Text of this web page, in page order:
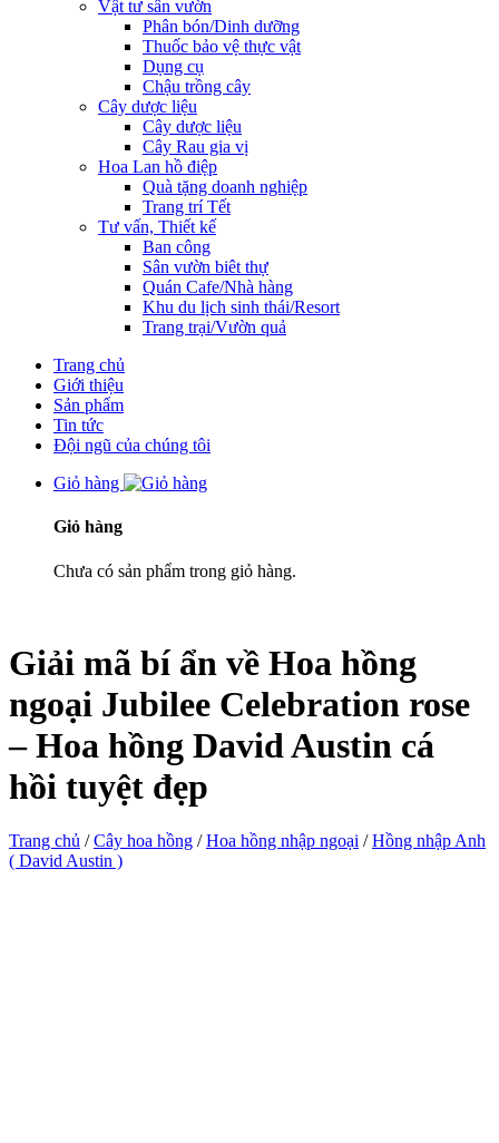
Vật tư sân vườn
Phân bón/Dinh dưỡng
Thuốc bảo vệ thực vật
Dụng cụ
Chậu trồng cây
Cây dược liệu
Cây dược liệu
Cây Rau gia vị
Hoa Lan hồ điệp
Quà tặng doanh nghiệp
Trang trí Tết
Tư vấn, Thiết kế
Ban công
Sân vườn biêt thự
Quán Cafe/Nhà hàng
Khu du lịch sinh thái/Resort
Trang trại/Vườn quả
Trang chủ
Giới thiệu
Sản phẩm
Tin tức
Đội ngũ của chúng tôi
Giỏ hàng
Giỏ hàng
Chưa có sản phẩm trong giỏ hàng.
Giải mã bí ẩn về Hoa hồng
ngoại Jubilee Celebration rose
– Hoa hồng David Austin cá
hồi tuyệt đẹp
Trang chủ / Cây hoa hồng / Hoa hồng nhập ngoại / Hồng nhập Anh
( David Austin )